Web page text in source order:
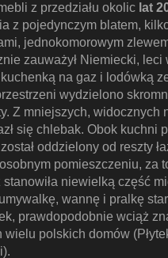
z przedziału okolic lat
z pojedynczym blatem,
jednokomorowym
zauważył Niemiecki, leci
na gaz i lodówką
wydzielono
Z mniejszych, widocznych
się chlebak. Obok kuchni
oddzielony od reszty
pomieszczeniu, za
stanowiła niewielką część
wannę i pralkę
prawdopodobnie wciąż
wielu polskich domów